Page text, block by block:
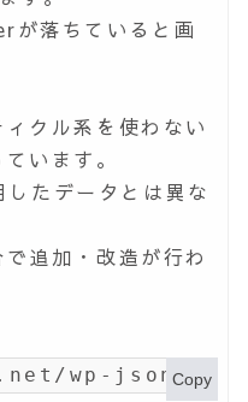
落ちていると画
クル系を使わない
います。
たデータとは異な
追加・改造が行わ
wp-json/my-
Copy